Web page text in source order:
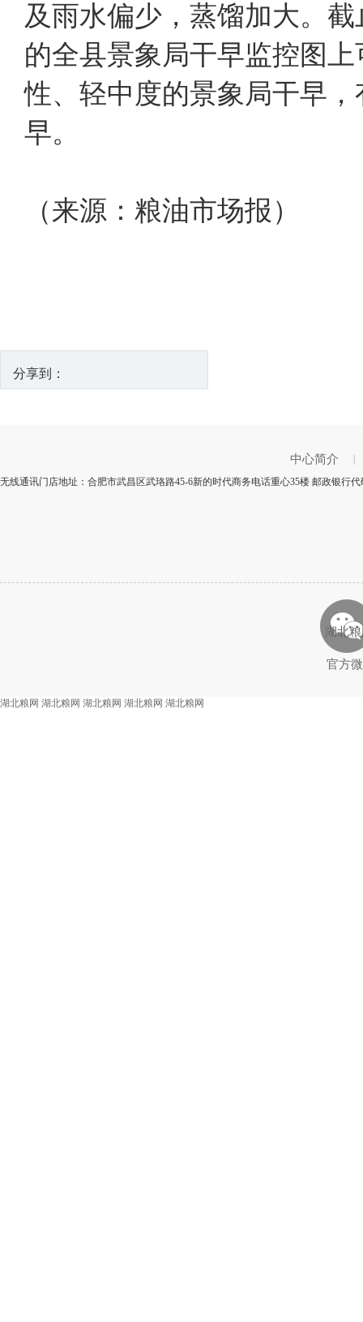
及雨水偏少，蒸馏加大。
的全县景象局干早监控图
性、轻中度的景象局干早
早。
（来源：粮油市场报）
分享到：
中心简介
无线通讯门店地址：合肥市武昌区武珞路45-6新的时代商务电话重心35楼 邮政银行
湖北
官方
湖北粮网 湖北粮网 湖北粮网 湖北粮网 湖北粮网